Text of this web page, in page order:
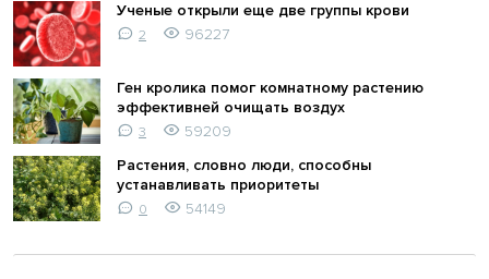
Ученые открыли еще две группы крови
2 96227
Ген кролика помог комнатному растению
эффективней очищать воздух
3
59209
Растения, словно люди, способны
устанавливать приоритеты
0 54149